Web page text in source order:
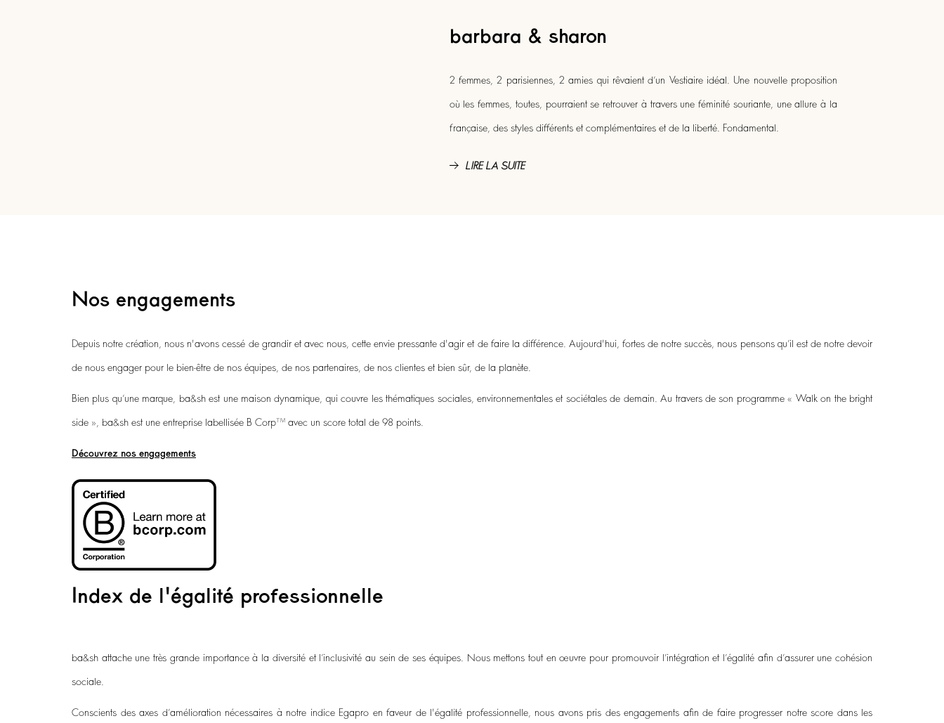
barbara & sharon
2 femmes, 2 parisiennes, 2 amies qui rêvaient d’un Vestiaire idéal. Une nouvelle proposition
où les femmes, toutes, pourraient se retrouver à travers une féminité souriante, une allure à la
française, des styles différents et complémentaires et de la liberté. Fondamental.
LIRE LA SUITE
Nos engagements
Depuis notre création, nous n'avons cessé de grandir et avec nous, cette envie pressante d'agir et de faire la différence. Aujourd'hui, fortes de notre succès, nous pensons qu’il est de notre devoir
de nous engager pour le bien-être de nos équipes, de nos partenaires, de nos clientes et bien sûr, de la planète.
Bien plus qu’une marque, ba&sh est une maison dynamique, qui couvre les thématiques sociales, environnementales et sociétales de demain. Au travers de son programme « Walk on the bright
side », ba&sh est une entreprise labellisée B Corp™ avec un score total de 98 points.
Découvrez nos engagements
Index de l'égalité professionnelle
ba&sh attache une très grande importance à la diversité et l’inclusivité au sein de ses équipes. Nous mettons tout en œuvre pour promouvoir l’intégration et l’égalité afin d’assurer une cohésion
sociale.
Conscients des axes d’amélioration nécessaires à notre indice Egapro en faveur de l'égalité professionnelle, nous avons pris des engagements afin de faire progresser notre score dans les